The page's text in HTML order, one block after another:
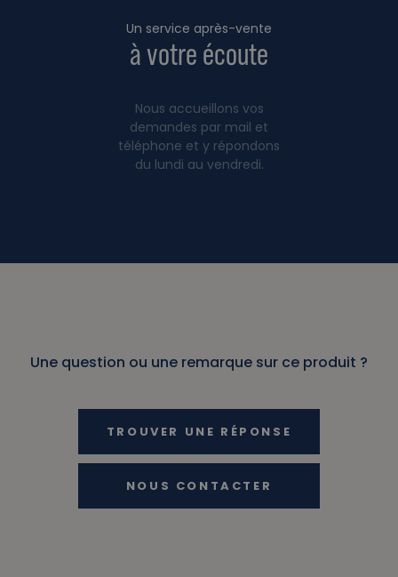
Un service après-vente
à votre écoute
Nous accueillons vos
demandes par mail et
téléphone et y répondons
du lundi au vendredi.
Une question ou une remarque sur ce produit ?
TROUVER UNE RÉPONSE
NOUS CONTACTER